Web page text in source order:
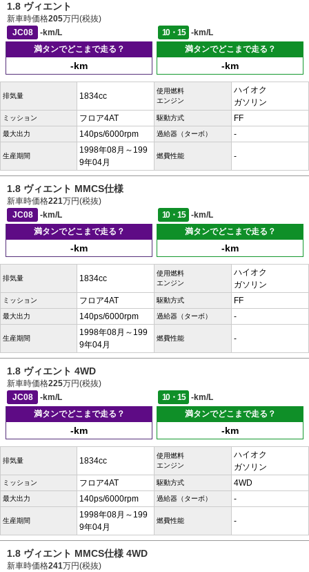
1.8 ヴィエント
新車時価格205万円(税抜)
JC08
-km/L 10・15
-km/L
満タンでどこまで走る？
-km
満タンでどこまで走る？
-km
排気量 1834cc
使用燃料
エンジン
ハイオク
ガソリン
ミッション フロア4AT 駆動方式 FF
最大出力 140ps/6000rpm 過給器（ターボ） -
生産期間
1998年08月～199
9年04月
燃費性能 -
1.8 ヴィエント MMCS仕様
新車時価格221万円(税抜)
JC08
-km/L 10・15
-km/L
満タンでどこまで走る？
-km
満タンでどこまで走る？
-km
排気量 1834cc
使用燃料
エンジン
ハイオク
ガソリン
ミッション フロア4AT 駆動方式 FF
最大出力 140ps/6000rpm 過給器（ターボ） -
生産期間
1998年08月～199
9年04月
燃費性能 -
1.8 ヴィエント 4WD
新車時価格225万円(税抜)
JC08
-km/L 10・15
-km/L
満タンでどこまで走る？
-km
満タンでどこまで走る？
-km
排気量 1834cc
使用燃料
エンジン
ハイオク
ガソリン
ミッション フロア4AT 駆動方式 4WD
最大出力 140ps/6000rpm 過給器（ターボ） -
生産期間
1998年08月～199
9年04月
燃費性能 -
1.8 ヴィエント MMCS仕様 4WD
新車時価格241万円(税抜)